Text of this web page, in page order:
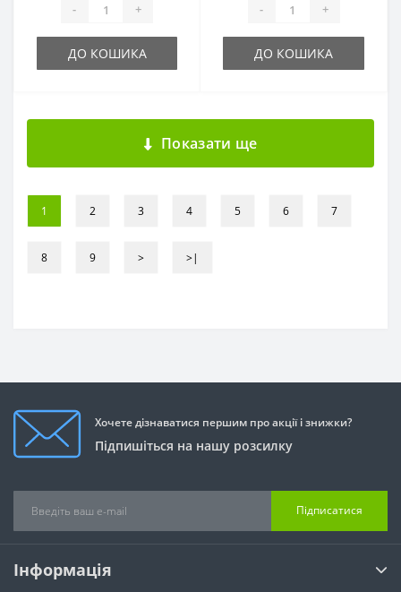
- +
ДО КОШИКА
- +
ДО КОШИКА
Показати ще
1 2 3 4 5 6 7
8 9 > >|
Хочете дізнаватися першим про акції і знижки?
Підпишіться на нашу розсилку
Підписатися
Інформація